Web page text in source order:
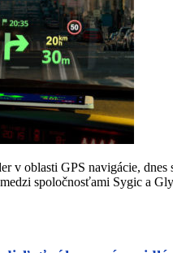
v oblasti GPS navigácie,
spoločnosťami Sygic a